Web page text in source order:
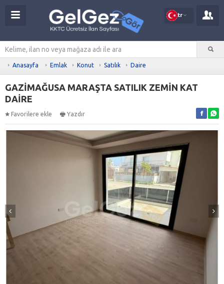
tr
Anasayfa Emlak Konut Satılık Daire
GAZİMAĞUSA MARAŞTA SATILIK ZEMİN KAT
DAİRE
Favorilere ekle Yazdır